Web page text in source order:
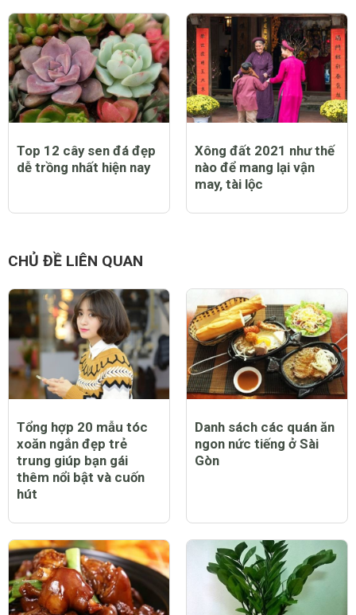
Top 12 cây sen đá đẹp
dễ trồng nhất hiện nay
Xông đất 2021 như thế
nào để mang lại vận
may, tài lộc
CHỦ ĐỀ LIÊN QUAN
Tổng hợp 20 mẫu tóc
xoăn ngắn đẹp trẻ
trung giúp bạn gái
thêm nổi bật và cuốn
hút
Danh sách các quán ăn
ngon nức tiếng ở Sài
Gòn